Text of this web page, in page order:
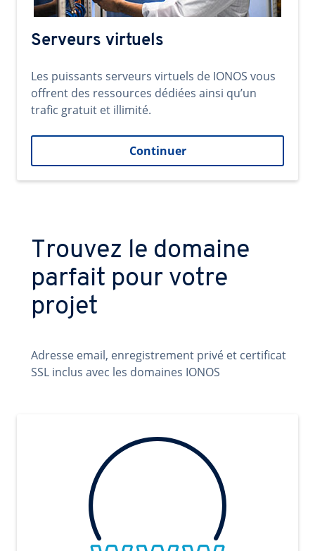
Serveurs virtuels
Les puissants serveurs virtuels de IONOS vous
offrent des ressources dédiées ainsi qu’un
trafic gratuit et illimité.
Continuer
Trouvez le domaine
parfait pour votre
projet
Adresse email, enregistrement privé et certificat
SSL inclus avec les domaines IONOS